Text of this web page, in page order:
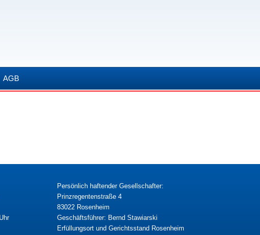
AGB
Persönlich haftender Gesellschafter:
Prinzregentenstraße 4
83022 Rosenheim
Geschäftsführer: Bernd Stawiarski
Erfüllungsort und Gerichtsstand Rosenheim